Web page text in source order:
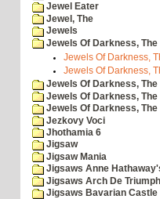
Jewel Eater
Jewel, The
Jewels
Jewels Of Darkness, The
Jewels Of Darkness,
Jewels Of Darkness,
Jewels Of Darkness,
Jewels Of Darkness,
Jewels Of Darkness,
Jezkovy Voci
Jhothamia 6
Jigsaw
Jigsaw Mania
Jigsaws Anne
Jigsaws Arch De Triumph
Jigsaws Bavarian Castle